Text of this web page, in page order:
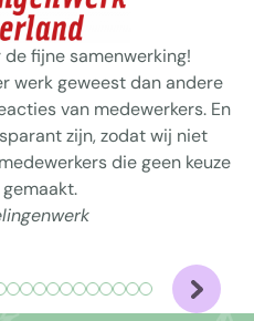
fijne samenwerking!
werk geweest dan andere
van medewerkers. En
zijn, zodat wij niet
die geen keuze